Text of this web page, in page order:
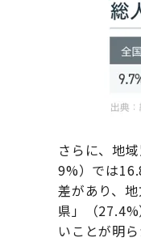
さらに、地
9%）では
差があり、
県」（
いことが明ら